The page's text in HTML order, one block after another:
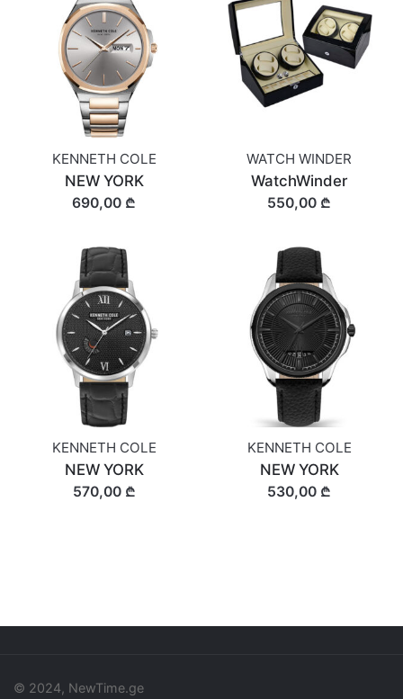
KENNETH COLE
NEW YORK
690,00 ₾
WATCH WINDER
WatchWinder
550,00 ₾
KENNETH COLE
NEW YORK
570,00 ₾
KENNETH COLE
NEW YORK
530,00 ₾
© 2024, NewTime.ge